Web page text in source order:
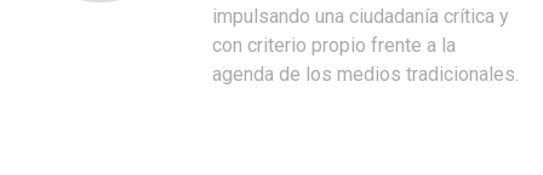
impulsando una ciudadanía crítica y
con criterio propio frente a la
agenda de los medios tradicionales.